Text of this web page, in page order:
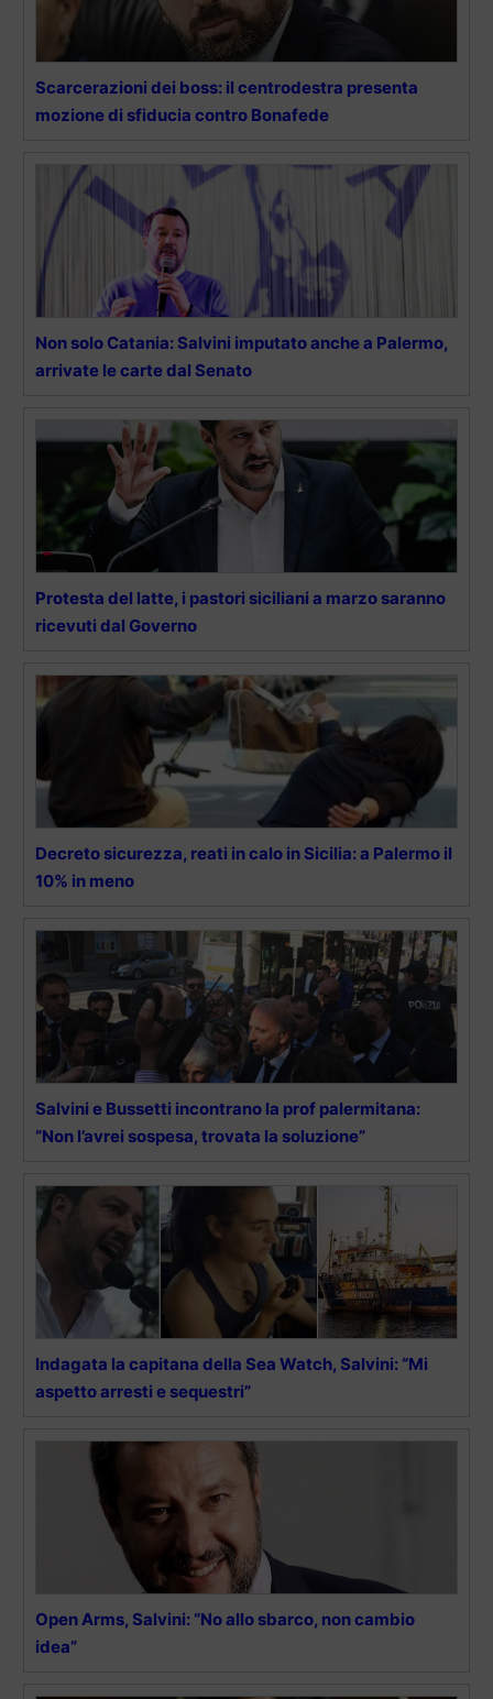
Scarcerazioni dei boss: il centrodestra presenta
mozione di sfiducia contro Bonafede
Non solo Catania: Salvini imputato anche a Palermo,
arrivate le carte dal Senato
Protesta del latte, i pastori siciliani a marzo saranno
ricevuti dal Governo
Decreto sicurezza, reati in calo in Sicilia: a Palermo il
10% in meno
Salvini e Bussetti incontrano la prof palermitana:
“Non l’avrei sospesa, trovata la soluzione”
Indagata la capitana della Sea Watch, Salvini: “Mi
aspetto arresti e sequestri”
Open Arms, Salvini: “No allo sbarco, non cambio
idea”